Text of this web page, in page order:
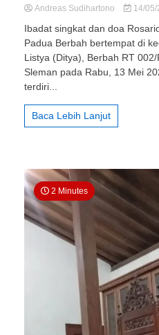
Andreas Sudihartono 14/05/
Ibadat singkat dan doa
Padua Berbah bertempat di
Listya (Ditya), Berbah RT
Sleman pada Rabu, 13 Mei
terdiri...
Baca Lebih Lanjut
2 Minutes